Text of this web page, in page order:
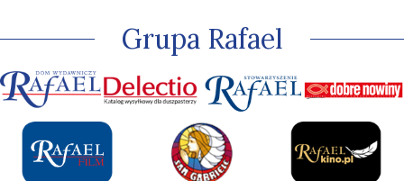
Grupa Rafael